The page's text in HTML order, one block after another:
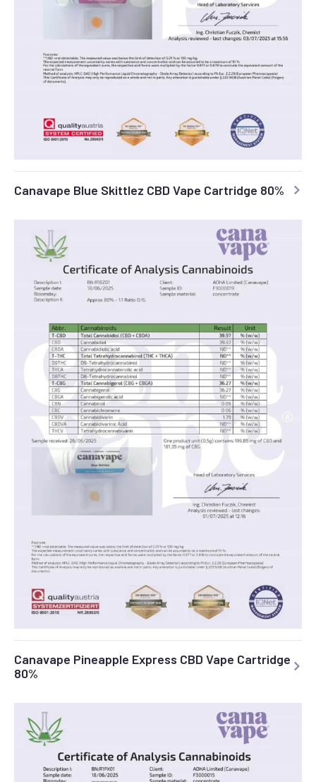
Canavape Blue Skittlez CBD Vape Cartridge 80%
Canavape Pineapple Express CBD Vape Cartridge
80%